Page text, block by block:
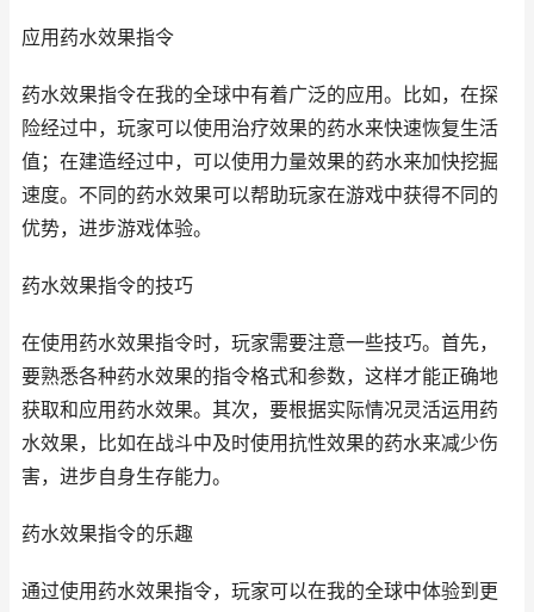
应用药水效果指令
药水效果指令在我的全球中有着广泛的应用。比如，在探
险经过中，玩家可以使用治疗效果的药水来快速恢复生活
值；在建造经过中，可以使用力量效果的药水来加快挖掘
速度。不同的药水效果可以帮助玩家在游戏中获得不同的
优势，进步游戏体验。
药水效果指令的技巧
在使用药水效果指令时，玩家需要注意一些技巧。首先，
要熟悉各种药水效果的指令格式和参数，这样才能正确地
获取和应用药水效果。其次，要根据实际情况灵活运用药
水效果，比如在战斗中及时使用抗性效果的药水来减少伤
害，进步自身生存能力。
药水效果指令的乐趣
通过使用药水效果指令，玩家可以在我的全球中体验到更